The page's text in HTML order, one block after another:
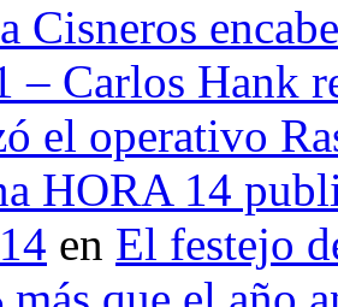
Cisneros
– Carlos Hank
el operativo
HORA 14
en El festejo